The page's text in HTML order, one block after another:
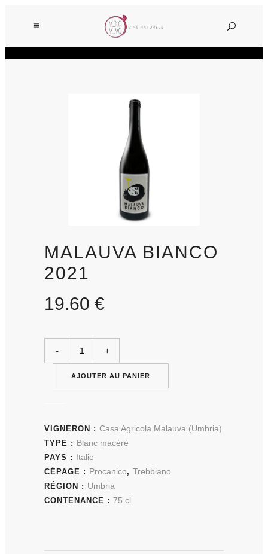
MALAUVA BIANCO
2021
19.60 €
AJOUTER AU PANIER
VIGNERON : Casa Agricola Malauva (Umbria)
TYPE : Blanc macéré
PAYS : Italie
CÉPAGE : Procanico, Trebbiano
RÉGION : Umbria
CONTENANCE : 75 cl